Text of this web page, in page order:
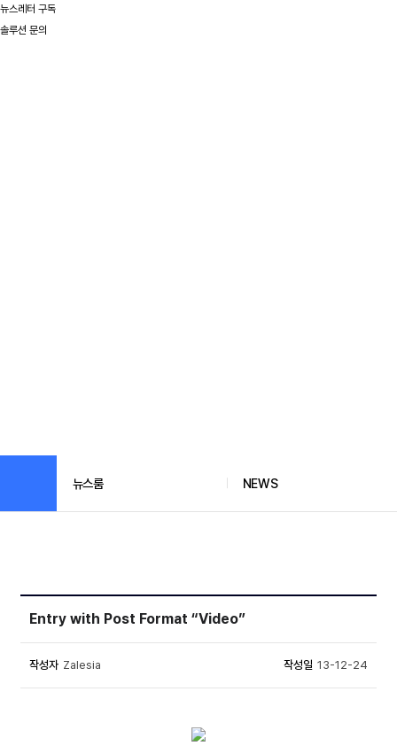
뉴스레터 구독
솔루션 문의
뉴스룸 NEWS
Entry with Post Format “Video”
작성자 Zalesia 작성일 13-12-24